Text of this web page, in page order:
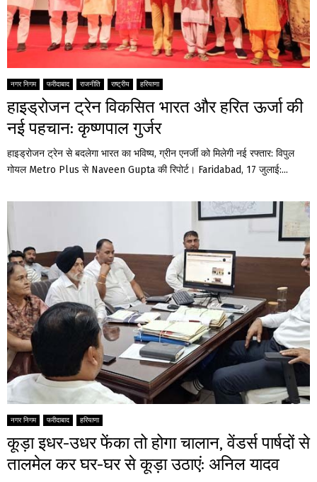
नगर निगम फरीदाबाद राजनीति राष्ट्रीय हरियाणा
हाइड्रोजन ट्रेन विकसित भारत और हरित ऊर्जा की
नई पहचान: कृष्णपाल गुर्जर
हाइड्रोजन ट्रेन से बदलेगा भारत का भविष्य, ग्रीन एनर्जी को मिलेगी नई रफ्तार: विपुल
गोयल Metro Plus से Naveen Gupta की रिपोर्ट। Faridabad, 17 जुलाई:...
नगर निगम फरीदाबाद हरियाणा
कूड़ा इधर-उधर फेंका तो होगा चालान, वेंडर्स पार्षदों से
तालमेल कर घर-घर से कूड़ा उठाएं: अनिल यादव